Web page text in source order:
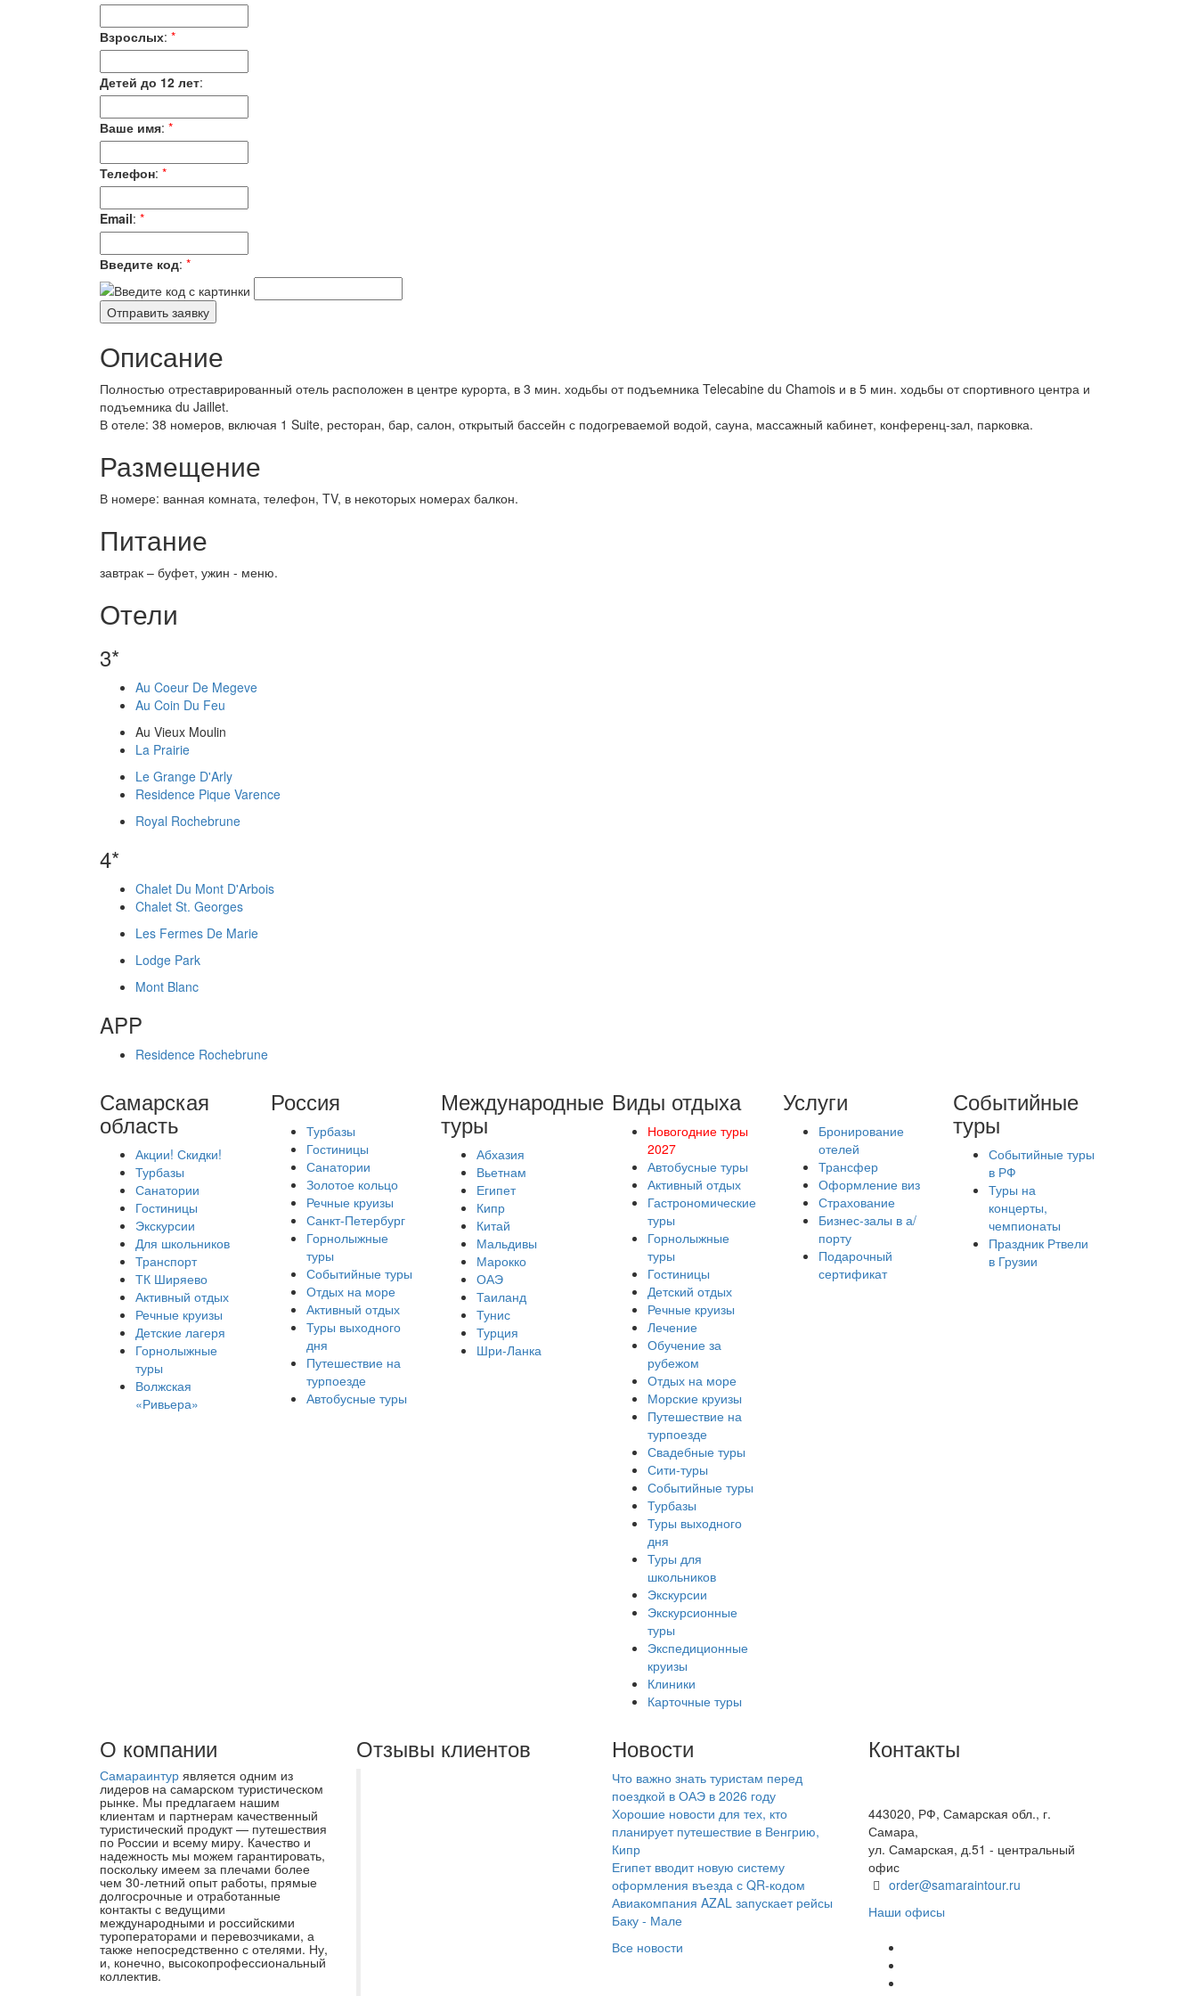
Взрослых: *
Детей до 12 лет:
Ваше имя: *
Телефон: *
Email: *
Введите код: *
Описание
Полностью отреставрированный отель расположен в центре курорта, в 3 мин. ходьбы от подъемника Telecabine du Chamois и в 5 мин. ходьбы от спортивного центра и
подъемника du Jaillet.
В отеле: 38 номеров, включая 1 Suite, ресторан, бар, салон, открытый бассейн с подогреваемой водой, сауна, массажный кабинет, конференц-зал, парковка.
Размещение
В номере: ванная комната, телефон, TV, в некоторых номерах балкон.
Питание
завтрак – буфет, ужин - меню.
Отели
3*
Au Coeur De Megeve
Au Coin Du Feu
Au Vieux Moulin
La Prairie
Le Grange D'Arly
Residence Pique Varence
Royal Rochebrune
4*
Chalet Du Mont D'Arbois
Chalet St. Georges
Les Fermes De Marie
Lodge Park
Mont Blanc
APP
Residence Rochebrune
Самарская
область
Акции! Скидки!
Турбазы
Санатории
Гостиницы
Экскурсии
Для школьников
Транспорт
ТК Ширяево
Активный отдых
Речные круизы
Детские лагеря
Горнолыжные
туры
Волжская
«Ривьера»
Россия
Турбазы
Гостиницы
Санатории
Золотое кольцо
Речные круизы
Санкт-Петербург
Горнолыжные
туры
Событийные туры
Отдых на море
Активный отдых
Туры выходного
дня
Путешествие на
турпоезде
Автобусные туры
Международные
туры
Абхазия
Вьетнам
Египет
Кипр
Китай
Мальдивы
Марокко
ОАЭ
Таиланд
Тунис
Турция
Шри-Ланка
Виды отдыха
Новогодние туры
2027
Автобусные туры
Активный отдых
Гастрономические
туры
Горнолыжные
туры
Гостиницы
Детский отдых
Речные круизы
Лечение
Обучение за
рубежом
Отдых на море
Морские круизы
Путешествие на
турпоезде
Свадебные туры
Сити-туры
Событийные туры
Турбазы
Туры выходного
дня
Туры для
школьников
Экскурсии
Экскурсионные
туры
Экспедиционные
круизы
Клиники
Карточные туры
Услуги
Бронирование
отелей
Трансфер
Оформление виз
Страхование
Бизнес-залы в а/
порту
Подарочный
сертификат
Событийные
туры
Событийные туры
в РФ
Туры на
концерты,
чемпионаты
Праздник Ртвели
в Грузии
О компании
Самараинтур является одним из
лидеров на самарском туристическом
рынке. Мы предлагаем нашим
клиентам и партнерам качественный
туристический продукт — путешествия
по России и всему миру. Качество и
надежность мы можем гарантировать,
поскольку имеем за плечами более
чем 30-летний опыт работы, прямые
долгосрочные и отработанные
контакты с ведущими
международными и российскими
туроператорами и перевозчиками, а
также непосредственно с отелями. Ну,
и, конечно, высокопрофессиональный
коллектив.
Отзывы клиентов Новости
Что важно знать туристам перед
поездкой в ОАЭ в 2026 году
Хорошие новости для тех, кто
планирует путешествие в Венгрию,
Кипр
Египет вводит новую систему
оформления въезда с QR-кодом
Авиакомпания AZAL запускает рейсы
Баку - Мале
Все новости
Контакты
443020, РФ, Самарская обл., г.
Самара,
ул. Самарская, д.51 - центральный
офис
order@samaraintour.ru
Наши офисы